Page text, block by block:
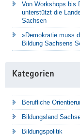
Von Workshops bis
unterstützt die
Sachsen
»Demokratie muss
Bildung Sachsens
Kategorien
Berufliche
Bildungsland
Bildungspolitik